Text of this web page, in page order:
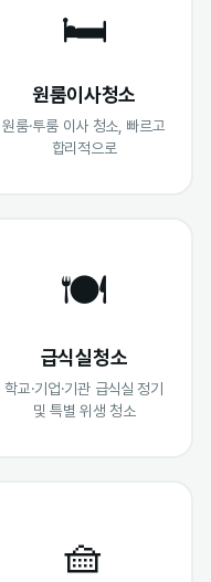
🛏️
원룸이사청소
원룸·투룸 이사 청소, 빠르고
합리적으로
🍽️
급식실청소
학교·기업·기관 급식실 정기
및 특별 위생 청소
🧺